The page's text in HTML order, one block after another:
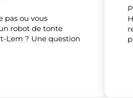
(1)
pas ou vous
robot de tonte
Lem ? Une question